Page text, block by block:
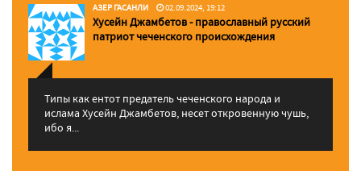
АЗЕР ГАСАНЛИ 02.09.2024, 19:12
Хусейн Джамбетов - православный русский
патриот чеченского происхождения
Типы как ентот предатель чеченского народа и
ислама Хусейн Джамбетов, несет откровенную чушь,
ибо я...